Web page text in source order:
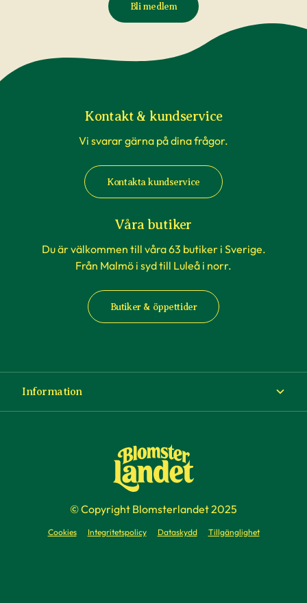
Bli medlem
Kontakt & kundservice
Vi svarar gärna på dina frågor.
Kontakta kundservice
Våra butiker
Du är välkommen till våra 63 butiker i Sverige.
Från Malmö i syd till Luleå i norr.
Butiker & öppettider
Information
Köp- och leveransvillkor
Företag
© Copyright Blomsterlandet 2025
Cookies Integritetspolicy Dataskydd Tillgänglighet